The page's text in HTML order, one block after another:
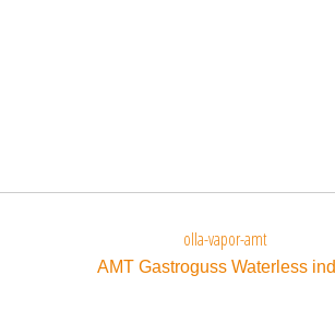
AMT Gastroguss Waterless ind